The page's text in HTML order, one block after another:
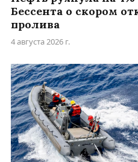
Бессента о скором
пролива
4 августа 2026 г.